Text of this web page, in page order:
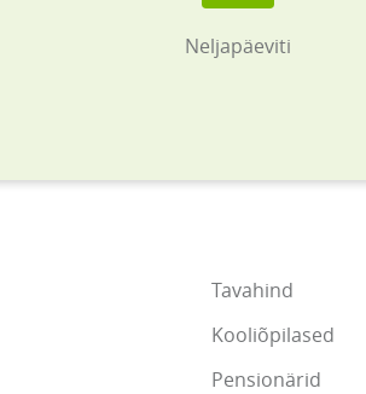
Neljapäeviti
Tavahind
Kooliõpilased
Pensionärid